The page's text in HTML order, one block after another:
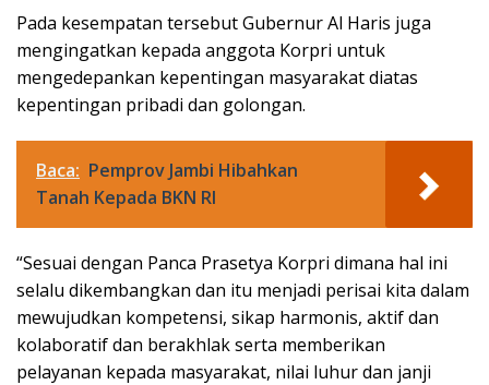
Pada kesempatan tersebut Gubernur Al Haris juga
mengingatkan kepada anggota Korpri untuk
mengedepankan kepentingan masyarakat diatas
kepentingan pribadi dan golongan.
Baca: Pemprov Jambi Hibahkan
Tanah Kepada BKN RI
“Sesuai dengan Panca Prasetya Korpri dimana hal ini
selalu dikembangkan dan itu menjadi perisai kita dalam
mewujudkan kompetensi, sikap harmonis, aktif dan
kolaboratif dan berakhlak serta memberikan
pelayanan kepada masyarakat, nilai luhur dan janji